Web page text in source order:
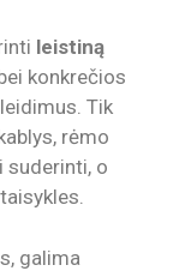
leistiną
konkrečios
Tik
rėmo
suderinti, o
galima